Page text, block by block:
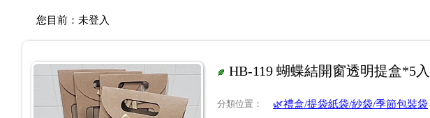
您目前： 未登入
HB-119 蝴蝶結開窗透明提盒*5入
分類位置 ： 🌿禮盒/提袋紙袋/紗袋/季節包裝袋